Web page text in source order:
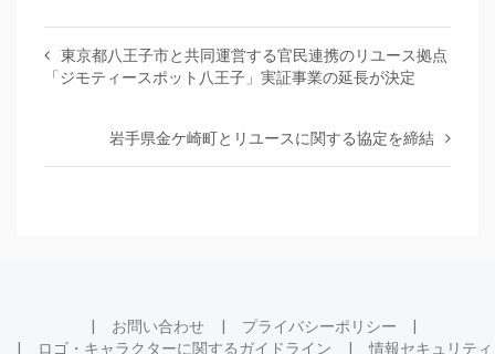
東京都八王子市と共同運営する官民連携のリユース拠点
「ジモティースポット八王子」実証事業の延長が決定
岩手県金ケ崎町とリユースに関する協定を締結
お問い合わせ
プライバシーポリシー
ロゴ・キャラクターに関するガイドライン
情報セキュリティ